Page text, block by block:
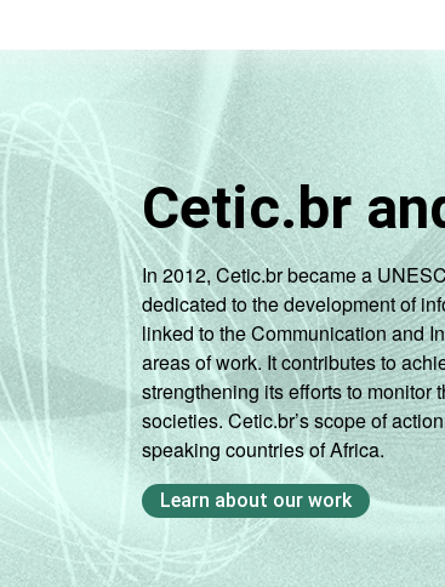
Cetic.br
In 2012, Cetic.br became a
dedicated to the development of
linked to the Communication and
areas of work. It contributes to
strengthening its efforts to
societies. Cetic.br’s scope of
speaking countries of Africa.
Learn about our work